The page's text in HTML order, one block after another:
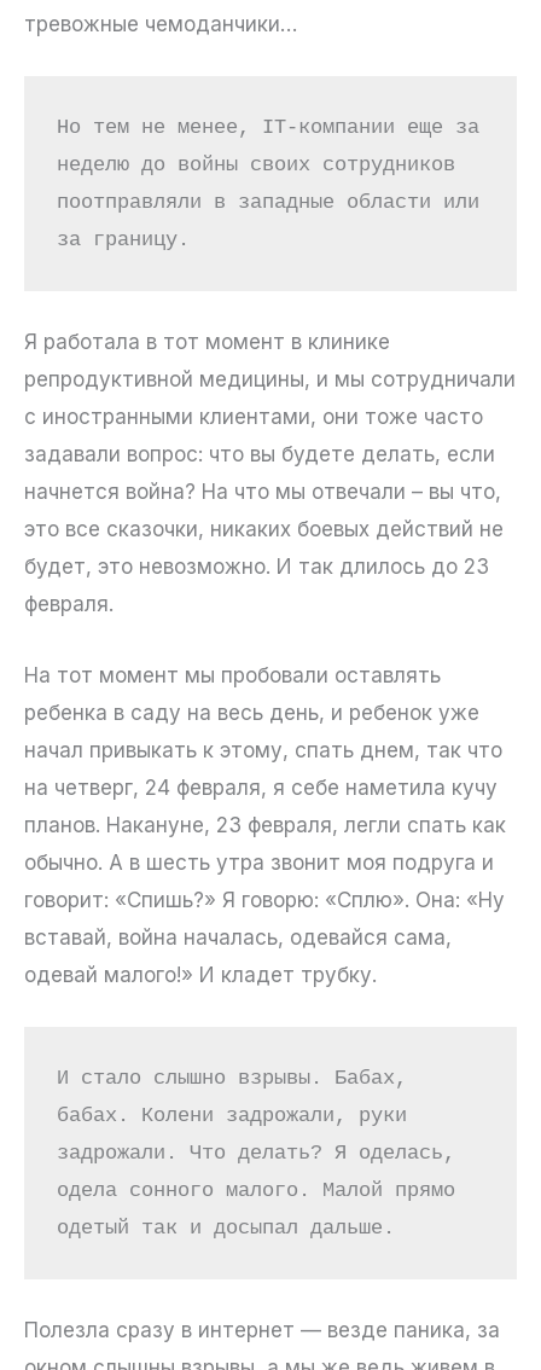
тревожные чемоданчики…
Но тем не менее, IT-компании еще за
неделю до войны своих сотрудников
поотправляли в западные области или
за границу.
Я работала в тот момент в клинике
репродуктивной медицины, и мы сотрудничали
с иностранными клиентами, они тоже часто
задавали вопрос: что вы будете делать, если
начнется война? На что мы отвечали – вы что,
это все сказочки, никаких боевых действий не
будет, это невозможно. И так длилось до 23
февраля.
На тот момент мы пробовали оставлять
ребенка в саду на весь день, и ребенок уже
начал привыкать к этому, спать днем, так что
на четверг, 24 февраля, я себе наметила кучу
планов. Накануне, 23 февраля, легли спать как
обычно. А в шесть утра звонит моя подруга и
говорит: «Спишь?» Я говорю: «Сплю». Она: «Ну
вставай, война началась, одевайся сама,
одевай малого!» И кладет трубку.
И стало слышно взрывы. Бабах,
бабах. Колени задрожали, руки
задрожали. Что делать? Я оделась,
одела сонного малого. Малой прямо
одетый так и досыпал дальше.
Полезла сразу в интернет — везде паника, за